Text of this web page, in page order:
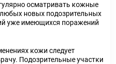
осматривать кожные
новых подозрительных
уже имеющихся поражений
кожи следует
Подозрительные участки